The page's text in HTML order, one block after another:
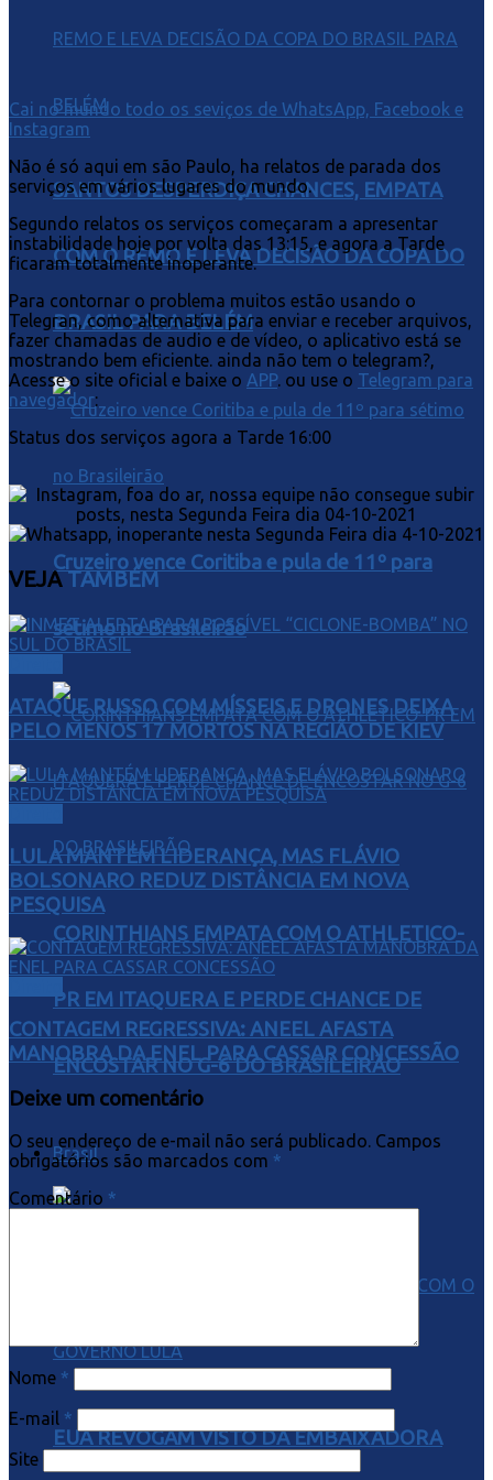
SANTOS DESPERDIÇA CHANCES, EMPATA
COM O REMO E LEVA DECISÃO DA COPA DO
BRASIL PARA BELÉM
Cruzeiro vence Coritiba e pula de 11º para
sétimo no Brasileirão
CORINTHIANS EMPATA COM O ATHLETICO-
PR EM ITAQUERA E PERDE CHANCE DE
ENCOSTAR NO G-6 DO BRASILEIRÃO
Brasil
EUA REVOGAM VISTO DA EMBAIXADORA
Cai no mundo todo os seviços de WhatsApp, Facebook e
Instagram
Não é só aqui em são Paulo, ha relatos de parada dos
serviços em vários lugares do mundo.
Segundo relatos os serviços começaram a apresentar
instabilidade hoje por volta das 13:15, e agora a Tarde
ficaram totalmente inoperante.
Para contornar o problema muitos estão usando o
Telegran, como alternativa para enviar e receber arquivos,
fazer chamadas de audio e de vídeo, o aplicativo está se
mostrando bem eficiente. ainda não tem o telegram?,
Acesse o site oficial e baixe o APP. ou use o Telegram para
navegador:
Status dos serviços agora a Tarde 16:00
VEJATAMBÉM
ATAQUE RUSSO COM MÍSSEIS E DRONES DEIXA
PELO MENOS 17 MORTOS NA REGIÃO DE KIEV
LULA MANTÉM LIDERANÇA, MAS FLÁVIO
BOLSONARO REDUZ DISTÂNCIA EM NOVA
PESQUISA
CONTAGEM REGRESSIVA: ANEEL AFASTA
MANOBRA DA ENEL PARA CASSAR CONCESSÃO
Deixe um comentário
O seu endereço de e-mail não será publicado. Campos
obrigatórios são marcados com *
Comentário *
Nome *
E-mail *
Site